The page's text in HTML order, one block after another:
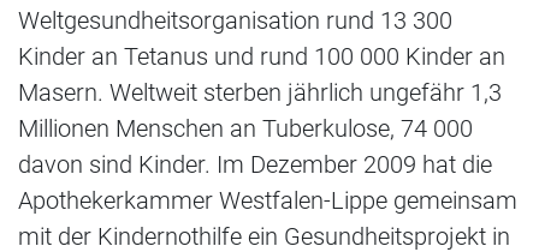
Weltgesundheitsorganisation rund 13 300
Kinder an Tetanus und rund 100 000 Kinder an
Masern. Weltweit sterben jährlich ungefähr 1,3
Millionen Menschen an Tuberkulose, 74 000
davon sind Kinder. Im Dezember 2009 hat die
Apothekerkammer Westfalen-Lippe gemeinsam
mit der Kindernothilfe ein Gesundheitsprojekt in